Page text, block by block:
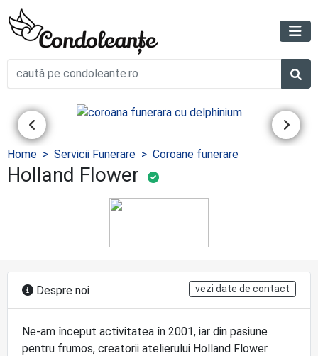
Home Servicii Funerare Coroane funerare
Holland Flower
Despre noi vezi date de contact
Ne-am început activitatea în 2001, iar din pasiune
pentru frumos, creatorii atelierului Holland Flower